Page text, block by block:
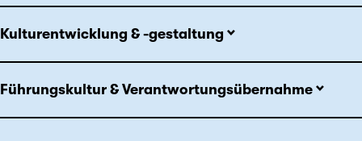
Kulturentwicklung & -gestaltung
Führungskultur & Verantwortungsübernahme